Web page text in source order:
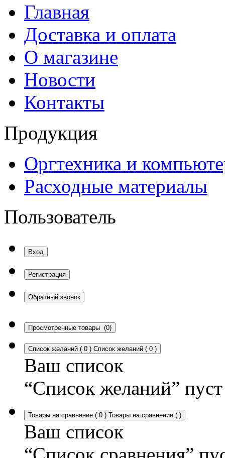
Главная
Доставка и оплата
О магазине
Новости
Контакты
Продукция
Оргтехника и
Расходные материалы
Пользователь
Вход
Регистрация
Обратный звонок
Просмотренные товары (0)
Список желаний ( 0 ) Список желаний ( 0 )
Ваш список
“Список желаний” пуст
Товары на сравнение ( 0 ) Товары на сравнение ( )
Ваш список